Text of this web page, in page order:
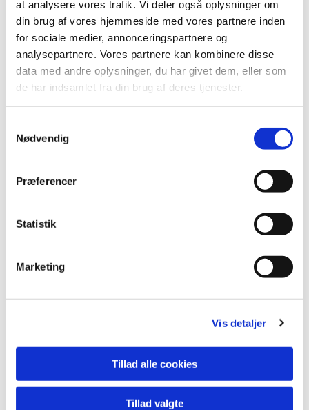
at analysere vores trafik. Vi deler også oplysninger om
din brug af vores hjemmeside med vores partnere inden
for sociale medier, annonceringspartnere og
analysepartnere. Vores partnere kan kombinere disse
data med andre oplysninger, du har givet dem, eller som
de har indsamlet fra din brug af deres tjenester.
Nødvendig
Præferencer
Statistik
Marketing
Vis detaljer
Tillad alle cookies
Tillad valgte
Du vil måske også kunne
lide...